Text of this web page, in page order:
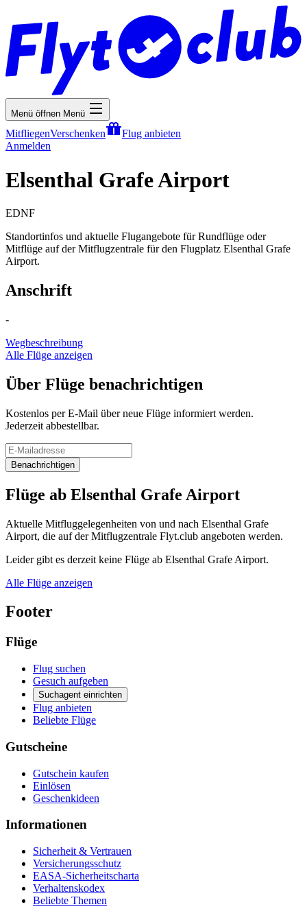
Menü öffnen Menü
MitfliegenVerschenken
Flug anbieten
Anmelden
Elsenthal Grafe Airport
EDNF
Standortinfos und aktuelle Flugangebote für Rundflüge oder
Mitflüge auf der Mitflugzentrale für den Flugplatz Elsenthal Grafe
Airport.
Anschrift
-
Wegbeschreibung
Alle Flüge anzeigen
Über Flüge benachrichtigen
Kostenlos per E-Mail über neue Flüge informiert werden.
Jederzeit abbestellbar.
Benachrichtigen
Flüge ab Elsenthal Grafe Airport
Aktuelle Mitfluggelegenheiten von und nach Elsenthal Grafe
Airport, die auf der Mitflugzentrale Flyt.club angeboten werden.
Leider gibt es derzeit keine Flüge ab Elsenthal Grafe Airport.
Alle Flüge anzeigen
Footer
Flüge
Flug suchen
Gesuch aufgeben
Suchagent einrichten
Flug anbieten
Beliebte Flüge
Gutscheine
Gutschein kaufen
Einlösen
Geschenkideen
Informationen
Sicherheit & Vertrauen
Versicherungsschutz
EASA-Sicherheitscharta
Verhaltenskodex
Beliebte Themen